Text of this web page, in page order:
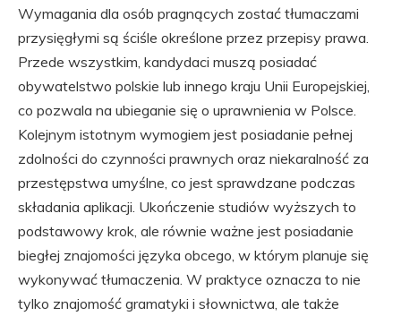
Wymagania dla osób pragnących zostać tłumaczami
przysięgłymi są ściśle określone przez przepisy prawa.
Przede wszystkim, kandydaci muszą posiadać
obywatelstwo polskie lub innego kraju Unii Europejskiej,
co pozwala na ubieganie się o uprawnienia w Polsce.
Kolejnym istotnym wymogiem jest posiadanie pełnej
zdolności do czynności prawnych oraz niekaralność za
przestępstwa umyślne, co jest sprawdzane podczas
składania aplikacji. Ukończenie studiów wyższych to
podstawowy krok, ale równie ważne jest posiadanie
biegłej znajomości języka obcego, w którym planuje się
wykonywać tłumaczenia. W praktyce oznacza to nie
tylko znajomość gramatyki i słownictwa, ale także